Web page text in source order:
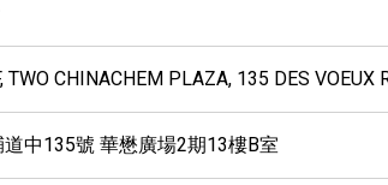
TWO CHINACHEM PLAZA, 135 DES VOEUX
中135號 華懋廣場2期13樓B室